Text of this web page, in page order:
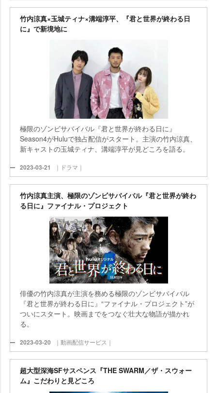
竹内涼真×玉城ティナ×溝端淳平、『君と世界が終わる日
に』で新境地に
極限のゾンビサバイバル『君と世界が終わる日に』
Season4がHuluで独占配信がスタート。主演の竹内涼真、
新キャストの玉城ティナ、溝端淳平が見どころを語る。
2023-03-21 ｜ドラマ｜
竹内涼真主演、極限のゾンビサバイバル『君と世界が終わ
る日に』ファイナル・プロジェクト
俳優の竹内涼真が主演を務める極限のゾンビサバイバル
『君と世界が終わる日に』“ファイナル・プロジェクト”が
ついにスタート。映画までをつなぐ壮大な物語が描かれ
る。
2023-03-20 ｜動画配信サービス｜
超大型深海SFサスペンス『THE SWARM／ザ・スウォー
ム』こだわりと見どころ